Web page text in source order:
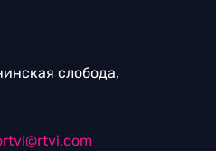
слобода,